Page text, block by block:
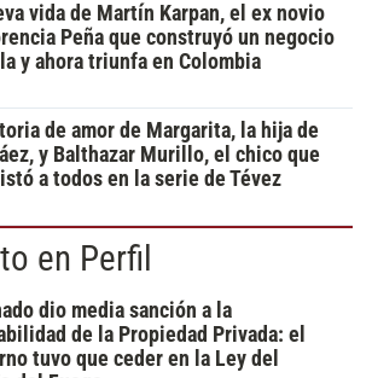
vida de Martín Karpan, el ex novio
Peña que construyó un negocio
y ahora triunfa en Colombia
de amor de Margarita, la hija de
y Balthazar Murillo, el chico que
a todos en la serie de Tévez
en Perfil
dio media sanción a la
de la Propiedad Privada: el
tuvo que ceder en la Ley del